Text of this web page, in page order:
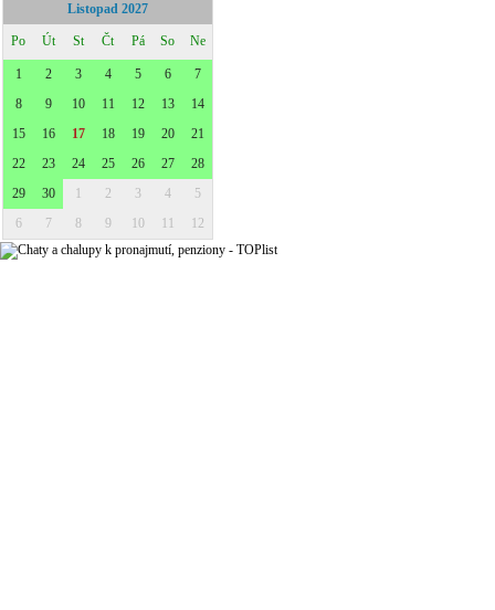
Listopad 2027
Po Út St Čt Pá So Ne
1 2 3 4 5 6
7
8
9 10 11 12 13
14
15
16 17 18 19 20
21
22
23 24 25 26 27
28
29
30 1 2 3 4
5
6
7 8 9 10 11 12